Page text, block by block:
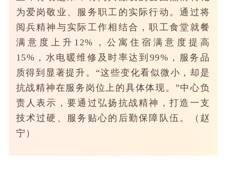
为爱岗敬业、服务职工的实际行动。通过将
阅兵精神与实际工作相结合，职工食堂就餐
满意度上升12%，公寓住宿满意度提高
15%，水电暖维修及时率达到99%，服务品
质得到显著提升。“这些变化看似微小，却是
抗战精神在服务岗位上的具体体现。”中心负
责人表示，要通过弘扬抗战精神，打造一支
技术过硬、服务贴心的后勤保障队伍。（赵
宁）